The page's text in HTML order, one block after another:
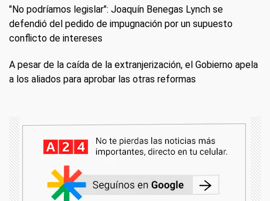
"No podríamos legislar": Joaquín Benegas Lynch se
defendió del pedido de impugnación por un supuesto
conflicto de intereses
A pesar de la caída de la extranjerización, el Gobierno apela
a los aliados para aprobar las otras reformas